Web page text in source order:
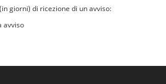
giorni) di ricezione di un avviso:
avviso